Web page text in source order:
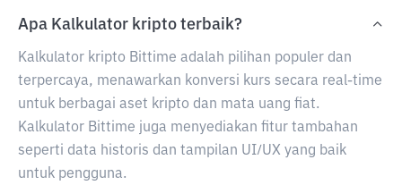
Apa Kalkulator kripto terbaik?
Kalkulator kripto Bittime adalah pilihan populer dan
terpercaya, menawarkan konversi kurs secara real-time
untuk berbagai aset kripto dan mata uang fiat.
Kalkulator Bittime juga menyediakan fitur tambahan
seperti data historis dan tampilan UI/UX yang baik
untuk pengguna.